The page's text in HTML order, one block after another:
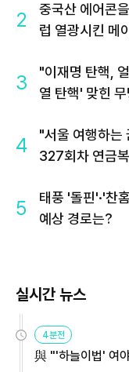
2
중국산 에어콘
럽 열광시킨 메
3
"이재명 탄핵,
열 탄핵' 맞힌
4
"서울 여행하는
327회차 연금
5
태풍 '돌핀'·'찬
예상 경로는?
실시간 뉴스
4분전
與 "'하늘이법' 여